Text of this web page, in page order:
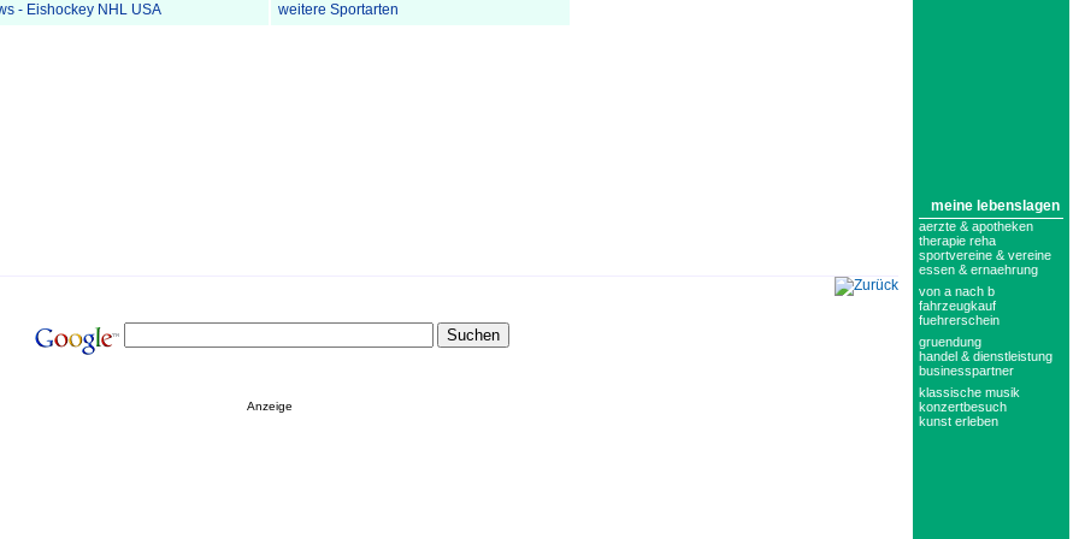
- Eishockey NHL USA weitere Sportarten
Anzeige
meine lebenslagen
aerzte & apotheken
therapie reha
sportvereine & vereine
essen & ernaehrung
von a nach b
fahrzeugkauf
fuehrerschein
gruendung
handel & dienstleistung
businesspartner
klassische musik
konzertbesuch
kunst erleben